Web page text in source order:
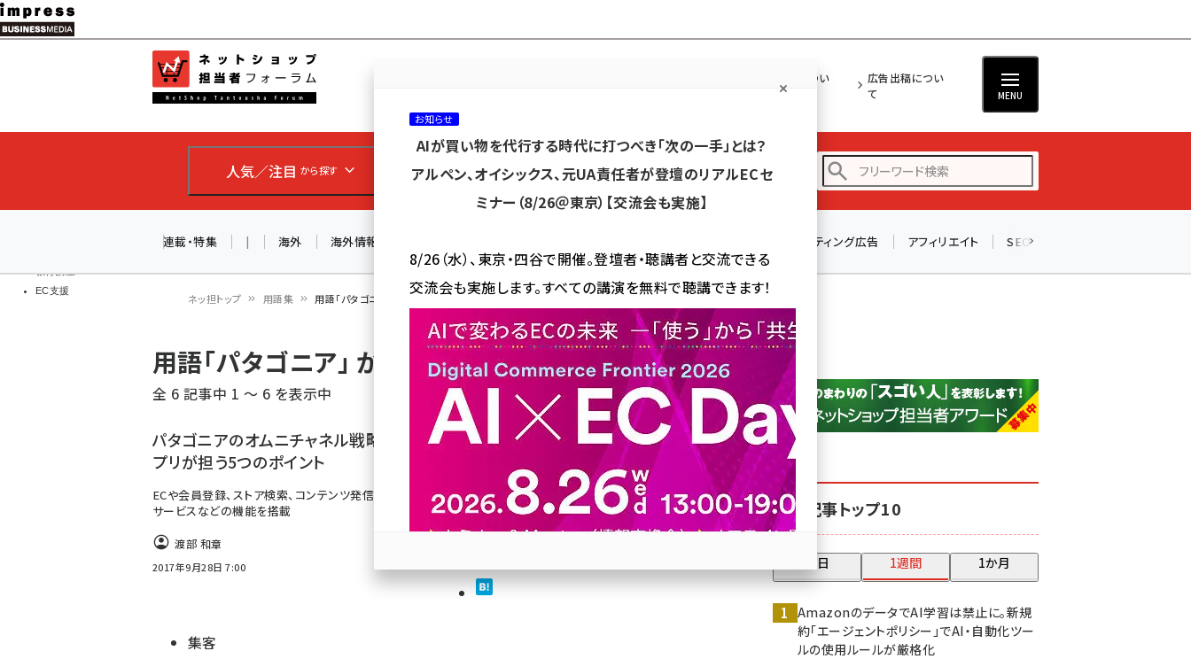
メ
イ
ン
ツ
移
教育講座
EC支援
ネッ担につい
広告出稿につい
て
MENU
人気／注目 から探す カテゴリ／種別 から探す セミナー／イベント から探す
アスクル (1122)
base (1081)
連載・特集 | 海外 海外情報 リスティング広告 アフィリエイト SEO
ン
く
ず
ネッ担トップ 用語集 用語「パタゴニア」 が使われている記事の一覧
用語「パタゴニア」 が使われている記事の一覧
全 6 記事中 1 ～ 6 を表示中
パタゴニアのオムニチャネル戦略、ECア
プリが担う5つのポイント
ECや会員登録、ストア検索、コンテンツ発信、チャット
サービスなどの機能を搭載
渡部 和章
2017年9月28日 7:00
集客
人気記事トップ10
昨日 1週間 1か月
AmazonのデータでAI学習は禁止に。新規
約「エージェントポリシー」でAI・自動化ツー
ルの使用ルールが厳格化
お知らせ
AIが買い物を代行する時代に打つべき「次の一手」とは？
アルペン、オイシックス、元UA責任者が登壇のリアルECセ
ミナー（8/26＠東京）【交流会も実施】
8/26（水）、東京・四谷で開催。登壇者・聴講者と交流できる
交流会も実施します。すべての講演を無料で聴講できます！